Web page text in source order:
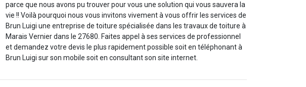
parce que nous avons pu trouver pour vous une solution qui vous sauvera la
vie !! Voilà pourquoi nous vous invitons vivement à vous offrir les services de
Brun Luigi une entreprise de toiture spécialisée dans les travaux de toiture à
Marais Vernier dans le 27680. Faites appel à ses services de professionnel
et demandez votre devis le plus rapidement possible soit en téléphonant à
Brun Luigi sur son mobile soit en consultant son site internet.